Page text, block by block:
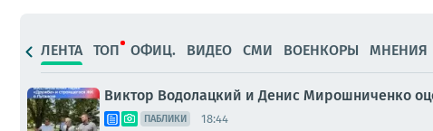
ЛЕНТА ТОП ОФИЦ. ВИДЕО СМИ ВОЕНКОРЫ МНЕНИЯ
Виктор Водолацкий и Денис Мирошниченко
ПАБЛИКИ 18:44